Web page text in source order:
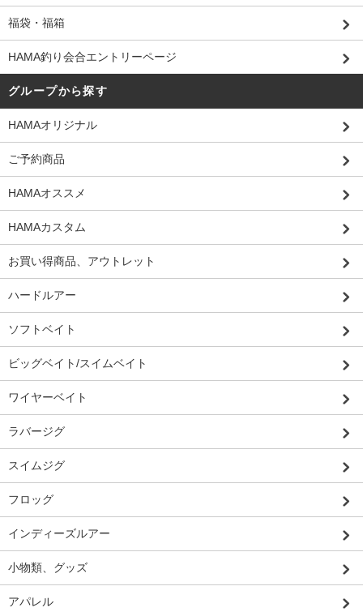
福袋・福箱
HAMA釣り会合エントリーページ
グループから探す
HAMAオリジナル
ご予約商品
HAMAオススメ
HAMAカスタム
お買い得商品、アウトレット
ハードルアー
ソフトベイト
ビッグベイト/スイムベイト
ワイヤーベイト
ラバージグ
スイムジグ
フロッグ
インディーズルアー
小物類、グッズ
アパレル